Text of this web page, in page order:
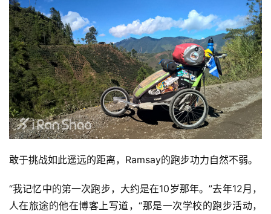
敢于挑战如此遥远的距离，Ramsay的跑步功力自然不弱。
“我记忆中的第一次跑步，大约是在10岁那年。”去年12月，
人在旅途的他在博客上写道，“那是一次学校的跑步活动，